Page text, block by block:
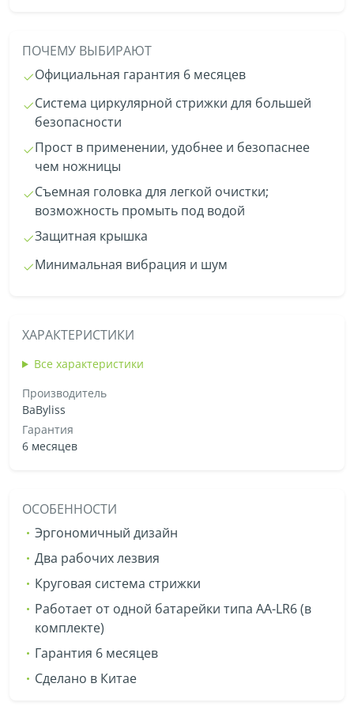
ПОЧЕМУ ВЫБИРАЮТ
Официальная гарантия 6 месяцев
Система циркулярной стрижки для большей
безопасности
Прост в применении, удобнее и безопаснее
чем ножницы
Съемная головка для легкой очистки;
возможность промыть под водой
Защитная крышка
Минимальная вибрация и шум
ХАРАКТЕРИСТИКИ
Все характеристики
Производитель
BaByliss
Гарантия
6 месяцев
ОСОБЕННОСТИ
Эргономичный дизайн
Два рабочих лезвия
Круговая система стрижки
Работает от одной батарейки типа AA-LR6 (в
комплекте)
Гарантия 6 месяцев
Сделано в Китае